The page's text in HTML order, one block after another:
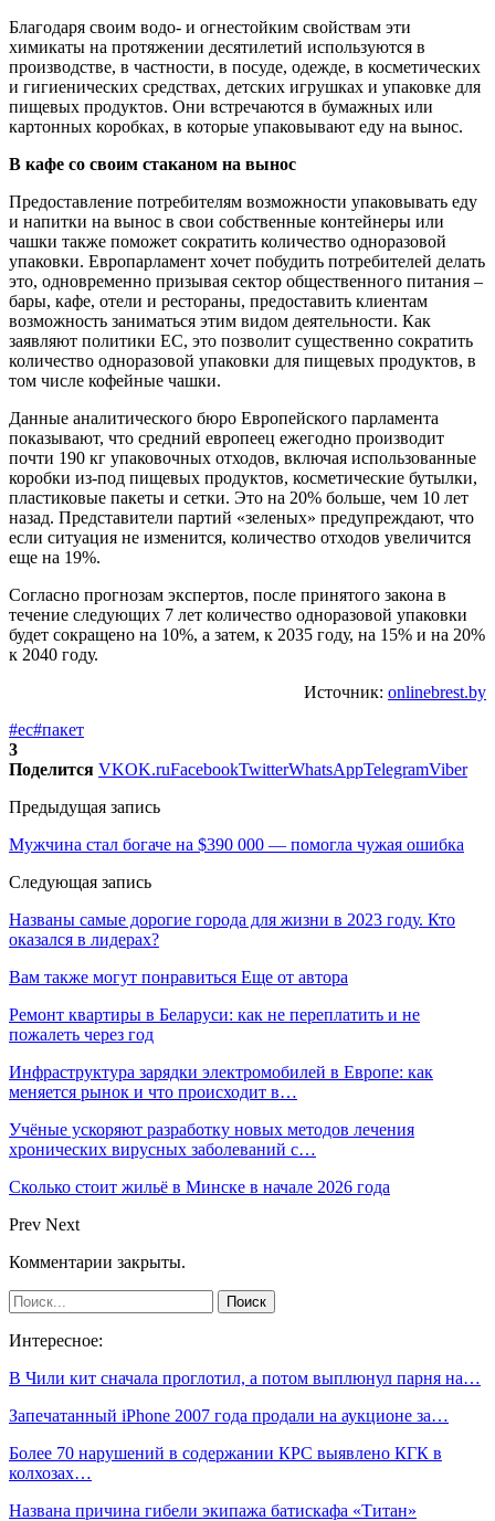
Благодаря своим водо- и огнестойким свойствам эти
химикаты на протяжении десятилетий используются в
производстве, в частности, в посуде, одежде, в косметических
и гигиенических средствах, детских игрушках и упаковке для
пищевых продуктов. Они встречаются в бумажных или
картонных коробках, в которые упаковывают еду на вынос.
В кафе со своим стаканом на вынос
Предоставление потребителям возможности упаковывать еду
и напитки на вынос в свои собственные контейнеры или
чашки также поможет сократить количество одноразовой
упаковки. Европарламент хочет побудить потребителей делать
это, одновременно призывая сектор общественного питания –
бары, кафе, отели и рестораны, предоставить клиентам
возможность заниматься этим видом деятельности. Как
заявляют политики ЕС, это позволит существенно сократить
количество одноразовой упаковки для пищевых продуктов, в
том числе кофейные чашки.
Данные аналитического бюро Европейского парламента
показывают, что средний европеец ежегодно производит
почти 190 кг упаковочных отходов, включая использованные
коробки из-под пищевых продуктов, косметические бутылки,
пластиковые пакеты и сетки. Это на 20% больше, чем 10 лет
назад. Представители партий «зеленых» предупреждают, что
если ситуация не изменится, количество отходов увеличится
еще на 19%.
Согласно прогнозам экспертов, после принятого закона в
течение следующих 7 лет количество одноразовой упаковки
будет сокращено на 10%, а затем, к 2035 году, на 15% и на 20%
к 2040 году.
Источник: onlinebrest.by
#ес#пакет
3
Поделится VKOK.ruFacebookTwitterWhatsAppTelegramViber
Предыдущая запись
Мужчина стал богаче на $390 000 — помогла чужая ошибка
Следующая запись
Названы самые дорогие города для жизни в 2023 году. Кто
оказался в лидерах?
Вам также могут понравиться Еще от автора
Ремонт квартиры в Беларуси: как не переплатить и не
пожалеть через год
Инфраструктура зарядки электромобилей в Европе: как
меняется рынок и что происходит в…
Учёные ускоряют разработку новых методов лечения
хронических вирусных заболеваний с…
Сколько стоит жильё в Минске в начале 2026 года
Prev Next
Комментарии закрыты.
Интересное:
В Чили кит сначала проглотил, а потом выплюнул парня на…
Запечатанный iPhone 2007 года продали на аукционе за…
Более 70 нарушений в содержании КРС выявлено КГК в
колхозах…
Названа причина гибели экипажа батискафа «Титан»